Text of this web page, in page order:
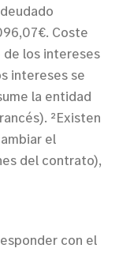
Coste
los intereses
intereses se
la entidad
²Existen
el
del contrato),
con el